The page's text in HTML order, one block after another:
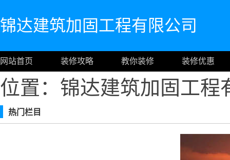
锦达建筑加固工程有限公司
网站首页 装修攻略 教你装修 装修优惠
位置：锦达建筑加固工
热门栏目